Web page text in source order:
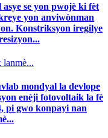
se yon pwojè ki fèt
yon anviwònman
Konstriksyon iregilye
lanmè...
mondyal la devlope
enèji fotovoltaik la fè
pi gwo konpayi nan